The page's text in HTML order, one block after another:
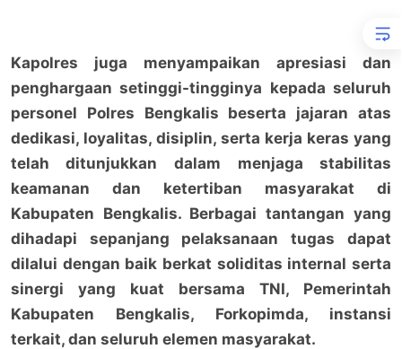
Kapolres juga menyampaikan apresiasi dan
penghargaan setinggi-tingginya kepada seluruh
personel Polres Bengkalis beserta jajaran atas
dedikasi, loyalitas, disiplin, serta kerja keras yang
telah ditunjukkan dalam menjaga stabilitas
keamanan dan ketertiban masyarakat di
Kabupaten Bengkalis. Berbagai tantangan yang
dihadapi sepanjang pelaksanaan tugas dapat
dilalui dengan baik berkat soliditas internal serta
sinergi yang kuat bersama TNI, Pemerintah
Kabupaten Bengkalis, Forkopimda, instansi
terkait, dan seluruh elemen masyarakat.